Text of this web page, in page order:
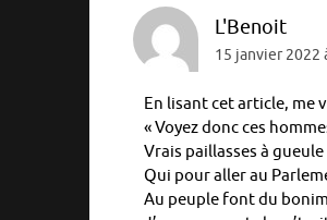
L'Benoit
15 janvier 2022
En lisant cet article, me
« Voyez donc ces
Vrais paillasses à
Qui pour aller au
Au peuple font du